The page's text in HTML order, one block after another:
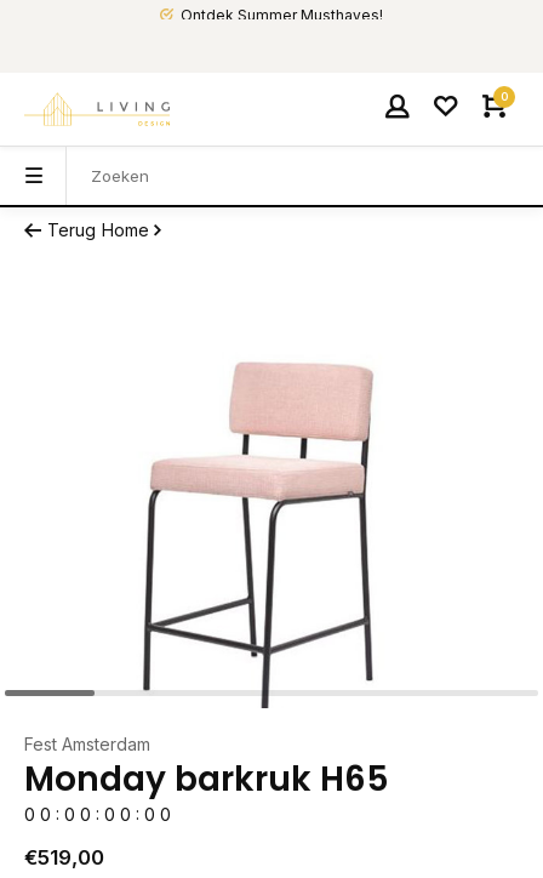
Ontdek Summer Musthaves!
0
Terug Home
Fest Amsterdam
Monday barkruk H65
0 0 : 0 0 : 0 0 : 0 0
€519,00